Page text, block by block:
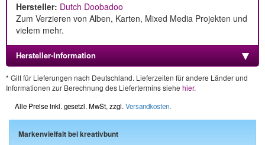
Hersteller: Dutch Doobadoo
Zum Verzieren von Alben, Karten, Mixed Media Projekten und
vielem mehr.
Hersteller-Information
* Gilt für Lieferungen nach Deutschland. Lieferzeiten für andere Länder und
Informationen zur Berechnung des Liefertermins siehe hier.
Alle Preise inkl. gesetzl. MwSt, zzgl. Versandkosten.
Markenvielfalt bei kreativbunt